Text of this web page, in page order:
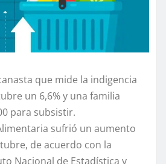
que mide la indigencia
un 6,6% y una familia
para subsistir.
sufrió un aumento
de acuerdo con la
Nacional de Estadística y